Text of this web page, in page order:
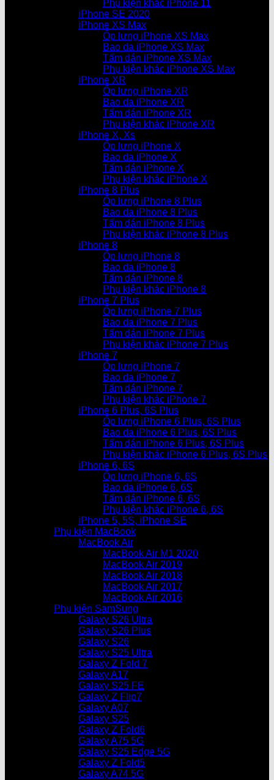
Phụ kiện khác iPhone 11
iPhone SE 2020
iPhone XS Max
Ốp lưng iPhone XS Max
Bao da iPhone XS Max
Tấm dán iPhone XS Max
Phụ kiện khác iPhone XS Max
iPhone XR
Ốp lưng iPhone XR
Bao da iPhone XR
Tấm dán iPhone XR
Phụ kiện khác iPhone XR
iPhone X, Xs
Ốp lưng iPhone X
Bao da iPhone X
Tấm dán iPhone X
Phụ kiện khác iPhone X
iPhone 8 Plus
Ốp lưng iPhone 8 Plus
Bao da iPhone 8 Plus
Tấm dán iPhone 8 Plus
Phụ kiện khác iPhone 8 Plus
iPhone 8
Ốp lưng iPhone 8
Bao da iPhone 8
Tấm dán iPhone 8
Phụ kiện khác iPhone 8
iPhone 7 Plus
Ốp lưng iPhone 7 Plus
Bao da iPhone 7 Plus
Tấm dán iPhone 7 Plus
Phụ kiện khác iPhone 7 Plus
iPhone 7
Ốp lưng iPhone 7
Bao da iPhone 7
Tấm dán iPhone 7
Phụ kiện khác iPhone 7
iPhone 6 Plus, 6S Plus
Ốp lưng iPhone 6 Plus, 6S Plus
Bao da iPhone 6 Plus, 6S Plus
Tấm dán iPhone 6 Plus, 6S Plus
Phụ kiện khác iPhone 6 Plus, 6S Plus
iPhone 6, 6S
Ốp lưng iPhone 6, 6S
Bao da iPhone 6, 6S
Tấm dán iPhone 6, 6S
Phụ kiện khác iPhone 6, 6S
iPhone 5, 5S, iPhone SE
Phụ kiện MacBook
MacBook Air
MacBook Air M1 2020
MacBook Air 2019
MacBook Air 2018
MacBook Air 2017
MacBook Air 2016
Phụ kiện SamSung
Galaxy S26 Ultra
Galaxy S26 Plus
Galaxy S26
Galaxy S25 Ultra
Galaxy Z Fold 7
Galaxy A17
Galaxy S25 FE
Galaxy Z Flip7
Galaxy A07
Galaxy S25
Galaxy Z Fold6
Galaxy A75 5G
Galaxy S25 Edge 5G
Galaxy Z Fold5
Galaxy A74 5G